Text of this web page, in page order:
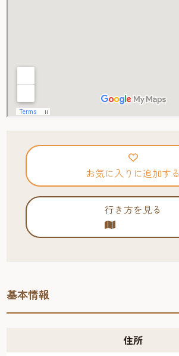
お気に入りに追加する
行き方を見る
基本情報
住所